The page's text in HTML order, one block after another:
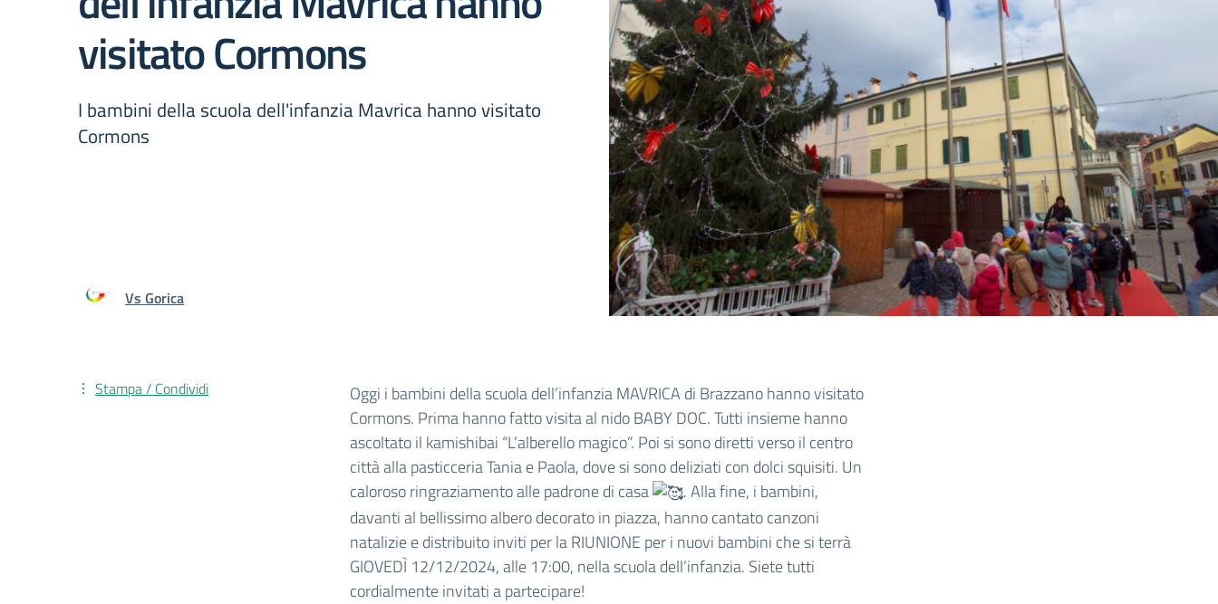
visitato Cormons
I bambini della scuola dell'infanzia Mavrica hanno visitato
Cormons
Vs Gorica
Oggi i bambini della scuola dell’infanzia MAVRICA di Brazzano hanno visitato
Cormons. Prima hanno fatto visita al nido BABY DOC. Tutti insieme hanno
ascoltato il kamishibai “L’alberello magico”. Poi si sono diretti verso il centro
città alla pasticceria Tania e Paola, dove si sono deliziati con dolci squisiti. Un
caloroso ringraziamento alle padrone di casa
. Alla fine, i bambini,
davanti al bellissimo albero decorato in piazza, hanno cantato canzoni
natalizie e distribuito inviti per la RIUNIONE per i nuovi bambini che si terrà
GIOVEDÌ 12/12/2024, alle 17:00, nella scuola dell’infanzia. Siete tutti
cordialmente invitati a partecipare!
Stampa / Condividi